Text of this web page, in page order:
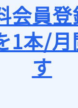
会員
1本/
す